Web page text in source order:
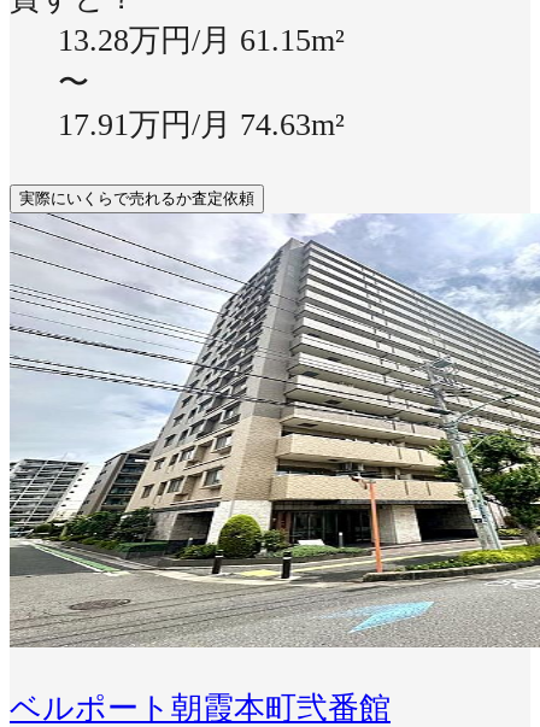
13.28万円/月 61.15m²
〜
17.91万円/月 74.63m²
実際にいくらで売れるか査定依頼
ベルポート朝霞本町弐番館